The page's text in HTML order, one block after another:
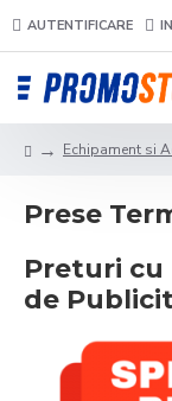
AUTENTIFICARE
Echipament si
Prese
Preturi
de